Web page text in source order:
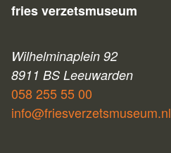
fries verzetsmuseum
Wilhelminaplein 92
8911 BS Leeuwarden
058 255 55 00
info@friesverzetsmuseum.nl